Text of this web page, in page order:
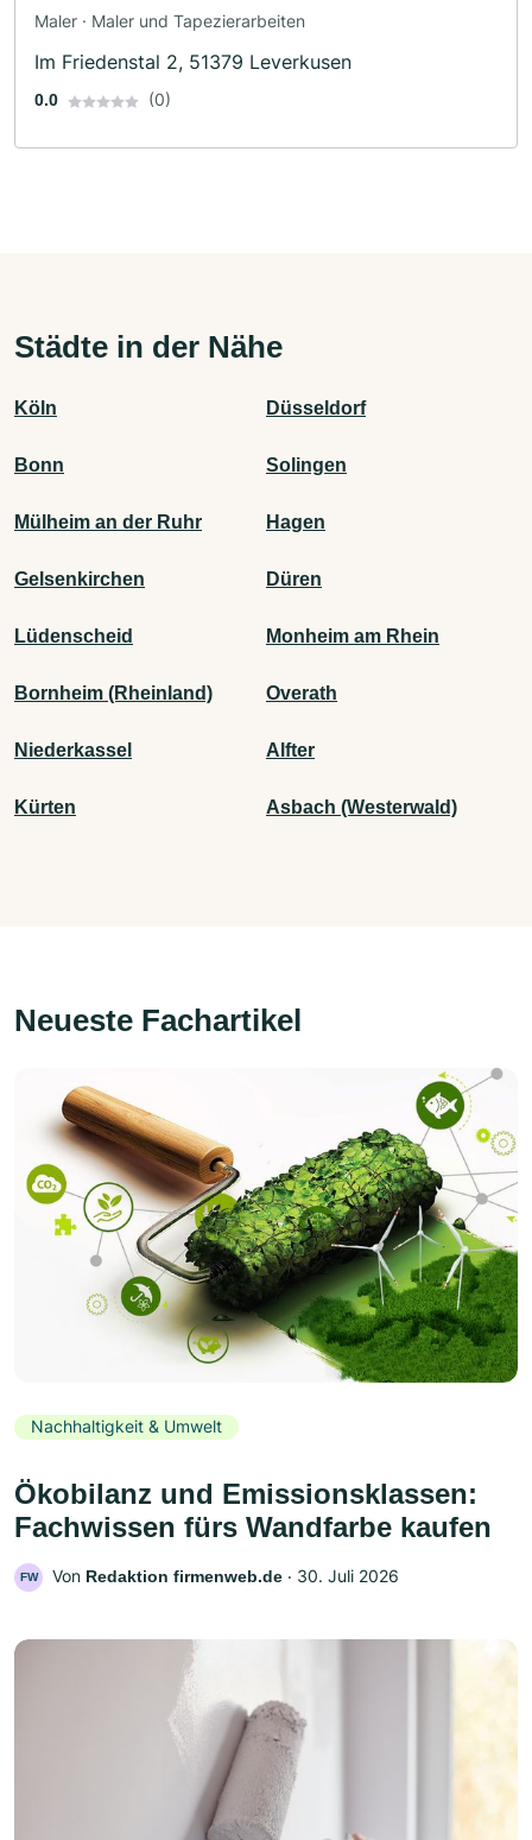
Maler · Maler und Tapezierarbeiten
Im Friedenstal 2, 51379 Leverkusen
0.0 (0)
Städte in der Nähe
Köln Düsseldorf
Bonn Solingen
Mülheim an der Ruhr Hagen
Gelsenkirchen Düren
Lüdenscheid Monheim am Rhein
Bornheim (Rheinland) Overath
Niederkassel Alfter
Kürten Asbach (Westerwald)
Neueste Fachartikel
Nachhaltigkeit & Umwelt
Ökobilanz und Emissionsklassen:
Fachwissen fürs Wandfarbe kaufen
FW Von Redaktion firmenweb.de ‧ 30. Juli 2026